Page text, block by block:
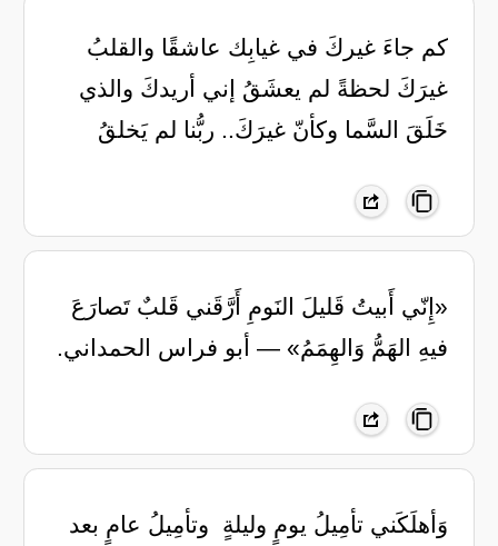
كم جاءَ غيركَ في غيابِك عاشقًا والقلبُ
غيرَكَ لحظةً لم يعشَقُ إني أريدكَ والذي
خَلَقَ السَّما وكأنّ غيرَكَ.. ربُّنا لم يَخلقُ
«إِنّي أَبيتُ قَليلَ النَومِ أَرَّقَني ‏قَلبٌ تَصارَعَ
فيهِ الهَمُّ وَالهِمَمُ» ‏— أبو فراس الحمداني.
‏وَأهلَكَني تأمِيلُ يومٍ وليلةٍ ‏ وتأمِيلُ عامٍ بعد